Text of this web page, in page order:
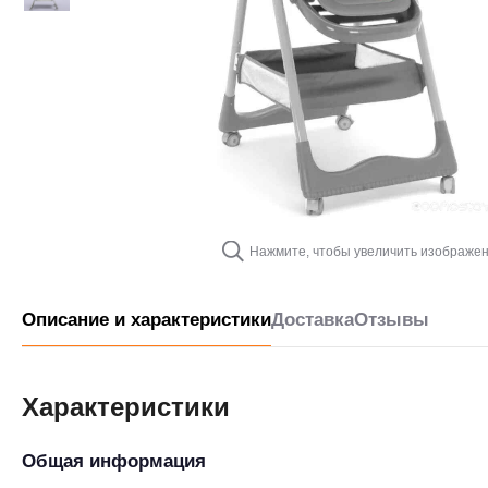
Нажмите, чтобы увеличить
Описание и характеристикиДоставкаОтзывы
Характеристики
Общая информация